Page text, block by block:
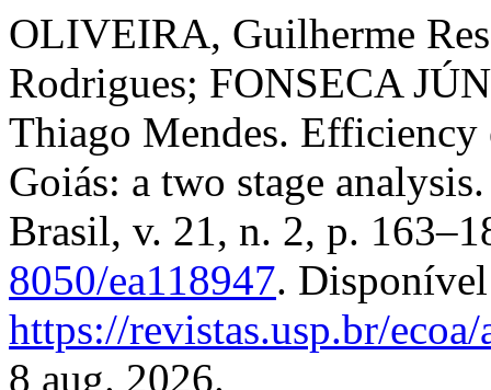
OLIVEIRA, Guilherme
Rodrigues; FONSECA
Thiago Mendes.
Goiás: a two stage
Brasil, v. 21, n. 2, p.
8050/ea118947.
https://revistas.usp.br/
8 aug. 2026.